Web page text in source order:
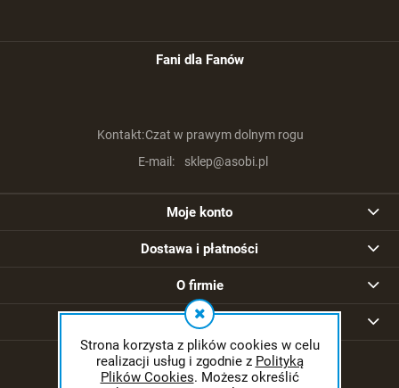
Strona korzysta z plików cookies w celu
realizacji usług i zgodnie z Polityką
Plików Cookies. Możesz określić
Fani dla Fanów
Kontakt:Czat w prawym dolnym rogu
E-mail:
sklep@asobi.pl
Moje konto
Dostawa i płatności
O firmie
Strony informacyjne